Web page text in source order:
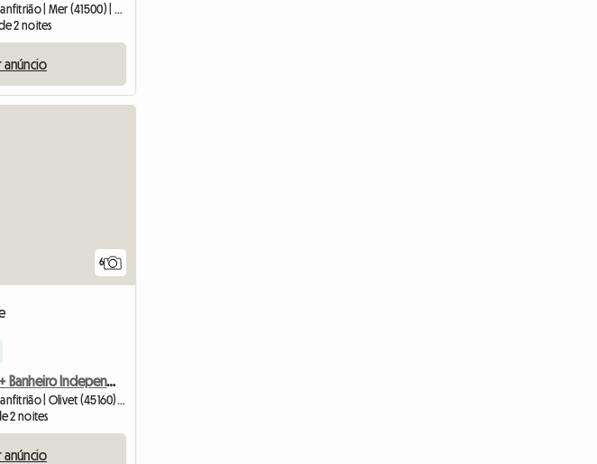
Quarto em casa do anfitrião | Mer (41500) | 38 M2
2 noites
anúncio
6
Quarto + Banheiro Independente
Quarto em casa do anfitrião | Olivet (45160) | 25 M2
2 noites
anúncio